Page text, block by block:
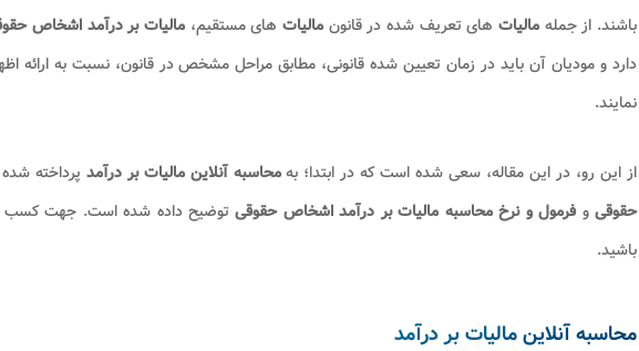
باشند. از جمله مالیاتهای تعریف شده در قانون مالیاتهای مستقیم، مالیات بر درآمد اشخاص
دارد و مودیان آن باید در زمان تعیین شده قانونی، مطابق مراحل مشخص در قانون، نسبت به ارائه
نمایند.
از این رو، در این مقاله، سعی شده است که در ابتدا؛ بهمحاسبه آنلاین مالیات بر درآمد پرداخته
حقوقیو فرمول و نرخ محاسبه مالیات بر درآمد اشخاص حقوقیتوضیح داده شده است. جهت کسب
باشید.
محاسبه آنلاین مالیات بر درآمد